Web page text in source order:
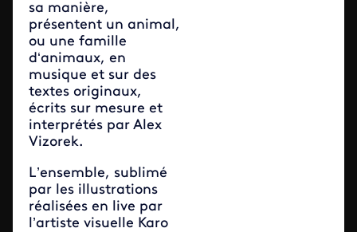
sa manière,
présentent un animal,
ou une famille
d‘animaux, en
musique et sur des
textes originaux,
écrits sur mesure et
interprétés par Alex
Vizorek.
L’ensemble, sublimé
par les illustrations
réalisées en live par
l’artiste visuelle Karo